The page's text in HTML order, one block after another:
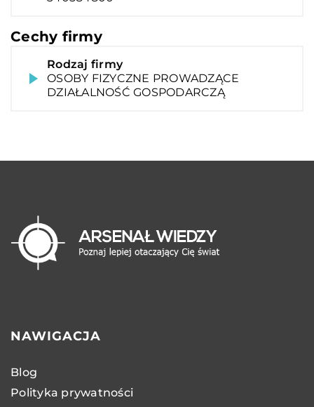
Cechy firmy
Rodzaj firmy
OSOBY FIZYCZNE PROWADZĄCE
DZIAŁALNOŚĆ GOSPODARCZĄ
NAWIGACJA
Blog
Polityka prywatności